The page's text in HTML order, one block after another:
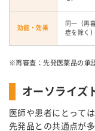
効能・効果
同一（再
症を除く）
※再審査：先発医薬品の承
オーソライズ
医師や患者にとって
先発品との共通点が